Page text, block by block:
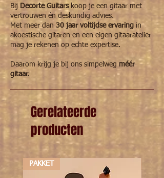
Bij Decorte Guitarskoop je een gitaar met
vertrouwen én deskundig advies.
Met meer dan 30 jaar voltijdse ervaring in
akoestische gitaren en een eigen gitaaratelier
mag je rekenen op echte expertise.
Daarom krijg je bij ons simpelweg méér
gitaar.
Gerelateerde
producten
PAKKET